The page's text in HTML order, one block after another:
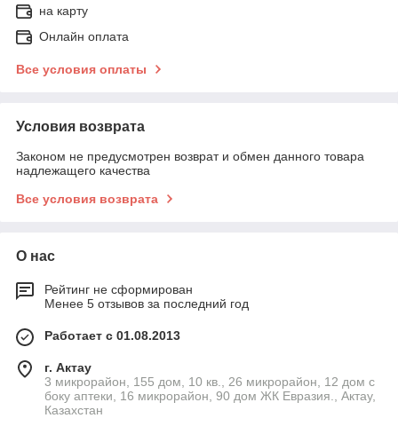
на карту
Онлайн оплата
Все условия оплаты
Условия возврата
Законом не предусмотрен возврат и обмен данного товара
надлежащего качества
Все условия возврата
О нас
Рейтинг не сформирован
Менее 5 отзывов за последний год
Работает с 01.08.2013
г. Актау
3 микрорайон, 155 дом, 10 кв., 26 микрорайон, 12 дом с
боку аптеки, 16 микрорайон, 90 дом ЖК Евразия., Актау,
Казахстан